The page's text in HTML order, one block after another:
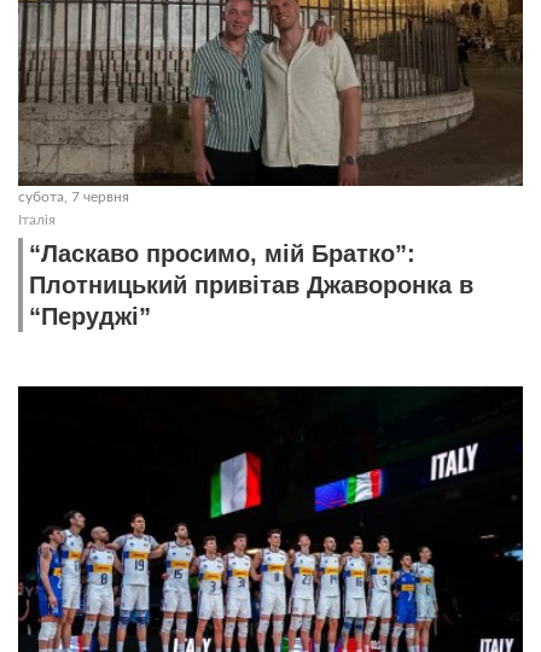
субота, 7 червня
Італія
“Ласкаво просимо, мій Братко”:
Плотницький привітав Джаворонка в
“Перуджі”